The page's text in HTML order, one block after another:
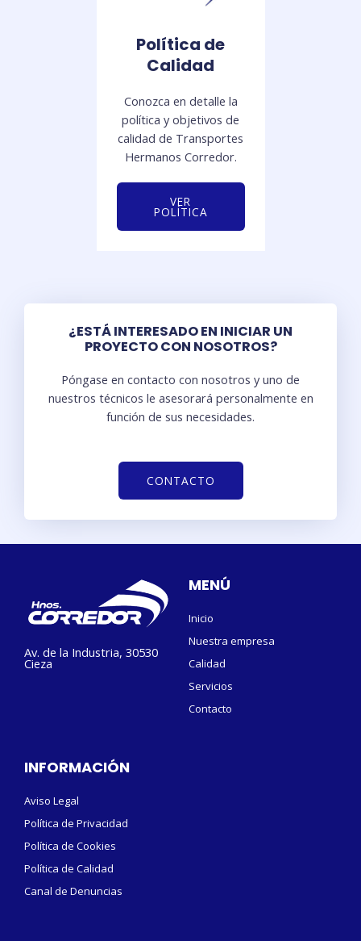
Política de
Calidad
Conozca en detalle la
política y objetivos de
calidad de Transportes
Hermanos Corredor.
VER
POLÍTICA
¿ESTÁ INTERESADO EN INICIAR UN
PROYECTO CON NOSOTROS?
Póngase en contacto con nosotros y uno de
nuestros técnicos le asesorará personalmente en
función de sus necesidades.
CONTACTO
Av. de la Industria, 30530
Cieza
MENÚ
Inicio
Nuestra empresa
Calidad
Servicios
Contacto
INFORMACIÓN
Aviso Legal
Política de Privacidad
Política de Cookies
Política de Calidad
Canal de Denuncias